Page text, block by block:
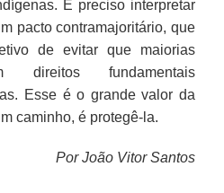
É preciso interpretar
pacto contramajoritário, que
de evitar que maiorias
direitos fundamentais
Esse é o grande valor da
caminho, é protegê-la.
Por João Vitor Santos